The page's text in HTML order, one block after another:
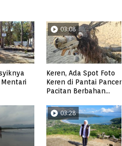
03:08
Keren, Ada Spot Foto
Keren di Pantai Pancer
Pacitan Berbahan
03:28